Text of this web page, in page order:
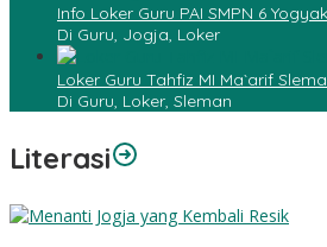
Info Loker Guru PAI SMPN 6
Di Guru, Jogja, Loker
Loker Guru Tahfiz MI Ma`arif
Di Guru, Loker, Sleman
Literasi